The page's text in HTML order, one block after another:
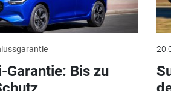
Garantie: Bis zu